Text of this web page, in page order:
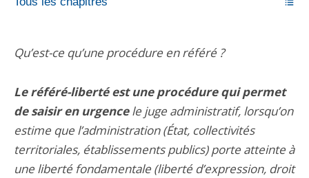
Qu’est-ce qu’une procédure en référé ?
Le référé-liberté est une procédure qui permet
de saisir en urgencele juge administratif, lorsqu’on
estime que l’administration (État, collectivités
territoriales, établissements publics) porte atteinte à
une liberté fondamentale (liberté d’expression, droit